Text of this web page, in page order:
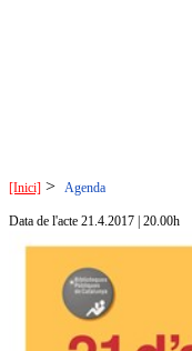
[Inici] > Agenda
Data de l'acte 21.4.2017 | 20.00h